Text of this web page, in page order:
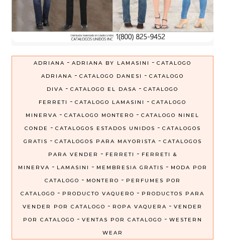
ADRIANA - ADRIANA BY LAMASINI - CATALOGO
ADRIANA - CATALOGO DANESI - CATALOGO
DIVA - CATALOGO EL DASA - CATALOGO
FERRETI
- CATALOGO LAMASINI - CATALOGO
MINERVA - CATALOGO MONTERO - CATALOGO NINEL
CONDE
- CATALOGOS ESTADOS UNIDOS - CATALOGOS
GRATIS - CATALOGOS PARA MAYORISTA - CATALOGOS
PARA VENDER
- FERRETI - FERRETI &
MINERVA - LAMASINI - MEMBRESIA GRATIS - MODA POR
CATALOGO - MONTERO - PERFUMES POR
CATALOGO - PRODUCTO VAQUERO - PRODUCTOS PARA
VENDER POR CATALOGO - ROPA VAQUERA - VENDER
POR CATALOGO - VENTAS POR CATALOGO - WESTERN
WEAR